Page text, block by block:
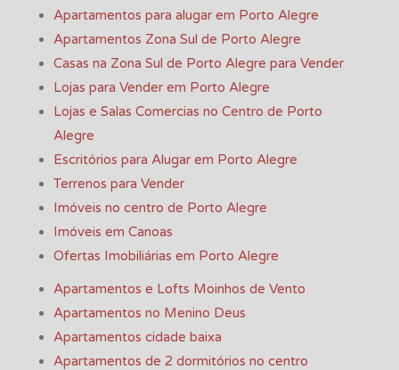
Apartamentos para alugar em Porto Alegre
Apartamentos Zona Sul de Porto Alegre
Casas na Zona Sul de Porto Alegre para Vender
Lojas para Vender em Porto Alegre
Lojas e Salas Comercias no Centro de Porto
Alegre
Escritórios para Alugar em Porto Alegre
Terrenos para Vender
Imóveis no centro de Porto Alegre
Imóveis em Canoas
Ofertas Imobiliárias em Porto Alegre
Apartamentos e Lofts Moinhos de Vento
Apartamentos no Menino Deus
Apartamentos cidade baixa
Apartamentos de 2 dormitórios no centro